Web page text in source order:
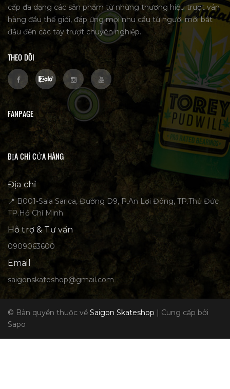
cấp đa dạng các sản phẩm từ những thương hiệu trượt ván
hàng đầu thế giới, đáp ứng mọi nhu cầu từ người mới bắt
đầu đến các tay trượt chuyên nghiệp.
THEO DÕI
FANPAGE
ĐỊA CHỈ CỬA HÀNG
Địa chỉ
📍 B001-Sala Sarica, Đường D9, P.An Lợi Đông, TP.Thủ Đức
TP.Hồ Chí Minh
Hỗ trợ & Tư vấn
0909063600
Email
saigonskateshop@gmail.com
© Bản quyền thuộc về Saigon Skateshop | Cung cấp bởi
Sapo